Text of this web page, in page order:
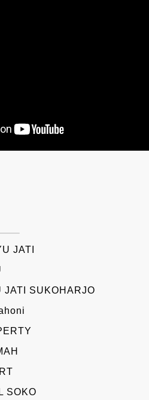
JATI
JATI SUKOHARJO
SOKO